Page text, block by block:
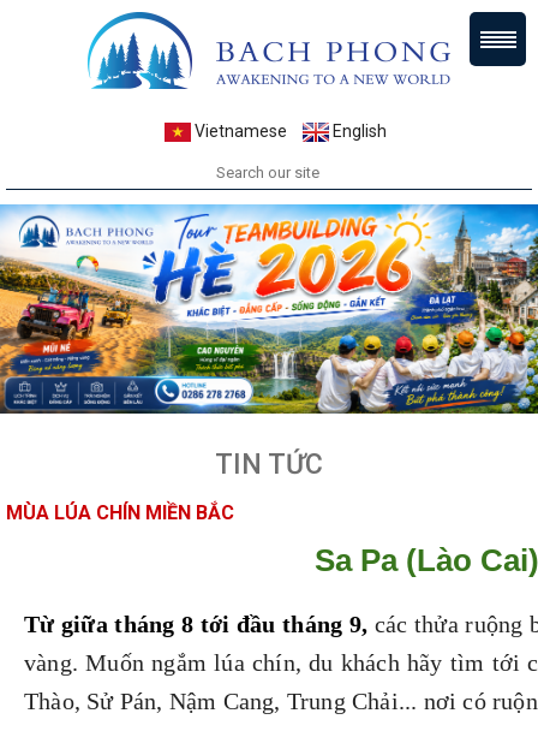
Vietnamese English
TIN TỨC
MÙA LÚA CHÍN MIỀN BẮC
Sa Pa (Lào Cai)
Từ giữa tháng 8 tới đầu tháng 9, các thửa ruộng
vàng. Muốn ngắm lúa chín, du khách hãy tìm tới
Thào, Sử Pán, Nậm Cang, Trung Chải... nơi có